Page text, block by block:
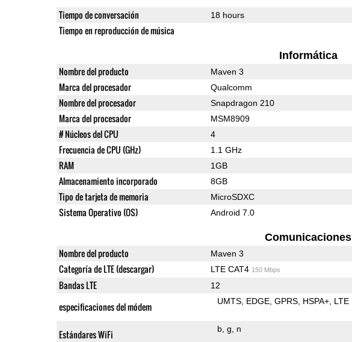
Tiempo de conversación 18 hours
Tiempo en reproducción de música
Informática
Nombre del producto Maven 3
Marca del procesador Qualcomm
Nombre del procesador Snapdragon 210
Marca del procesador MSM8909
# Núcleos del CPU 4
Frecuencia de CPU (GHz) 1.1 GHz
RAM 1GB
Almacenamiento incorporado 8GB
Tipo de tarjeta de memoria MicroSDXC
Sistema Operativo (OS) Android 7.0
Comunicaciones
Nombre del producto Maven 3
Categoría de LTE (descargar) LTE CAT4 150 Mbps
Bandas LTE 12
especificaciones del módem UMTS EDGE GPRS HSPA+ LTE
Estándares WiFi b g n